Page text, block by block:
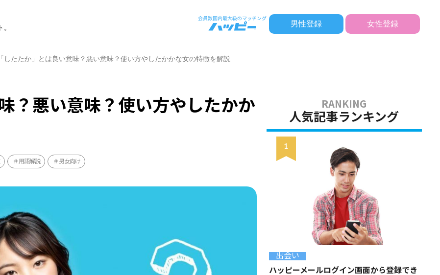
男性登録 女性登録
「したたか」とは良い意味？悪い意味？使い方やしたかかな女の特徴を解説
？悪い意味？使い方やしたかか
用語解説 男女向け
人気記事ランキング
出会い
ハッピーメールログイン画面から登録でき